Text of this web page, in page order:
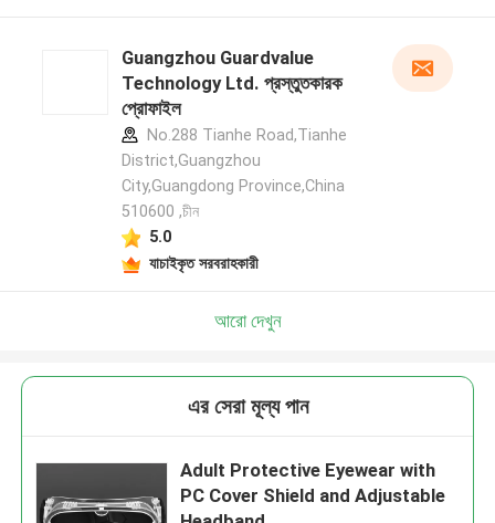
Guangzhou Guardvalue
Technology Ltd. প্রস্তুতকারক
প্রোফাইল
No.288 Tianhe Road,Tianhe
District,Guangzhou
City,Guangdong Province,China
510600 ,চীন
5.0
যাচাইকৃত সরবরাহকারী
আরো দেখুন
এর সেরা মূল্য পান
Adult Protective Eyewear with
PC Cover Shield and Adjustable